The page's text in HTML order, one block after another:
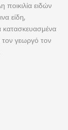
ποικιλία ειδών
είδη,
κατασκευασμένα
τον γεωργό τον